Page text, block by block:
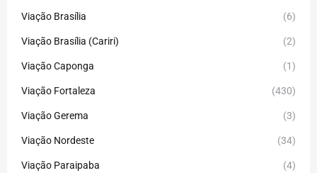
Viação Brasília (6)
Viação Brasília (Cariri) (2)
Viação Caponga (1)
Viação Fortaleza (430)
Viação Gerema (3)
Viação Nordeste (34)
Viação Paraipaba (4)